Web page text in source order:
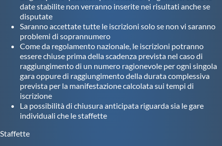
date stabilite non verranno inserite nei risultati anche se
disputate
Saranno accettate tutte le iscrizioni solo se non vi saranno
problemi di soprannumero
Come da regolamento nazionale, le iscrizioni potranno
essere chiuse prima della scadenza prevista nel caso di
raggiungimento di un numero ragionevole per ogni singola
gara oppure di raggiungimento della durata complessiva
prevista per la manifestazione calcolata sui tempi di
iscrizione
La possibilità di chiusura anticipata riguarda sia le gare
individuali che le staffette
Staffette